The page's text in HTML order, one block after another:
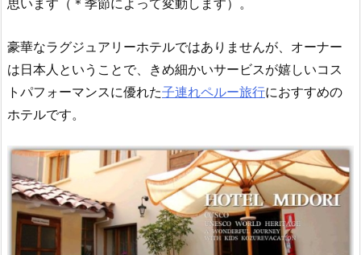
思います（＊季節によって変動します）。
豪華なラグジュアリーホテルではありませんが、オーナー
は日本人ということで、きめ細かいサービスが嬉しいコス
トパフォーマンスに優れた子連れペルー旅行におすすめの
ホテルです。